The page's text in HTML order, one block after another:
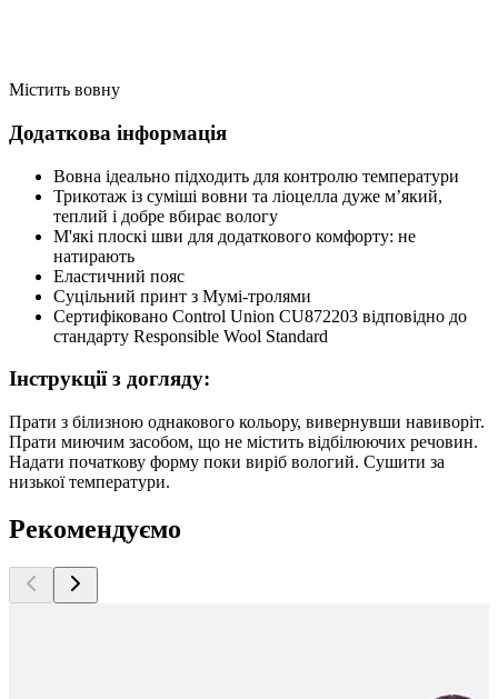
Містить вовну
Додаткова інформація
Вовна ідеально підходить для контролю температури
Трикотаж із суміші вовни та ліоцелла дуже м’який,
теплий і добре вбирає вологу
М'які плоскі шви для додаткового комфорту: не
натирають
Еластичний пояс
Суцільний принт з Мумі-тролями
Сертифіковано Control Union CU872203 відповідно до
стандарту Responsible Wool Standard
Інструкції з догляду:
Прати з білизною однакового кольору, вивернувши навиворіт.
Прати миючим засобом, що не містить відбілюючих речовин.
Надати початкову форму поки виріб вологий. Сушити за
низької температури.
Рекомендуємо